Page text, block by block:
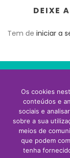
DEIXE
Tem de iniciar a
Os cookies
conteúdos e
sociais e
sobre a sua
meios de
que podem
tenha